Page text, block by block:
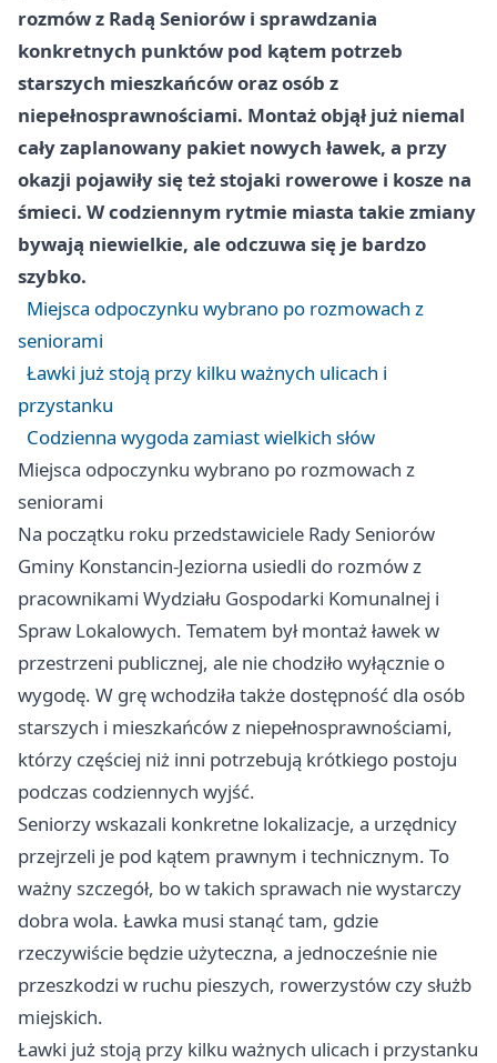
rozmów z Radą Seniorów i sprawdzania
konkretnych punktów pod kątem potrzeb
starszych mieszkańców oraz osób z
niepełnosprawnościami. Montaż objął już niemal
cały zaplanowany pakiet nowych ławek, a przy
okazji pojawiły się też stojaki rowerowe i kosze na
śmieci. W codziennym rytmie miasta takie zmiany
bywają niewielkie, ale odczuwa się je bardzo
szybko.
Miejsca odpoczynku wybrano po rozmowach z
seniorami
Ławki już stoją przy kilku ważnych ulicach i
przystanku
Codzienna wygoda zamiast wielkich słów
Miejsca odpoczynku wybrano po rozmowach z
seniorami
Na początku roku przedstawiciele Rady Seniorów
Gminy Konstancin-Jeziorna usiedli do rozmów z
pracownikami Wydziału Gospodarki Komunalnej i
Spraw Lokalowych. Tematem był montaż ławek w
przestrzeni publicznej, ale nie chodziło wyłącznie o
wygodę. W grę wchodziła także dostępność dla osób
starszych i mieszkańców z niepełnosprawnościami,
którzy częściej niż inni potrzebują krótkiego postoju
podczas codziennych wyjść.
Seniorzy wskazali konkretne lokalizacje, a urzędnicy
przejrzeli je pod kątem prawnym i technicznym. To
ważny szczegół, bo w takich sprawach nie wystarczy
dobra wola. Ławka musi stanąć tam, gdzie
rzeczywiście będzie użyteczna, a jednocześnie nie
przeszkodzi w ruchu pieszych, rowerzystów czy służb
miejskich.
Ławki już stoją przy kilku ważnych ulicach i przystanku